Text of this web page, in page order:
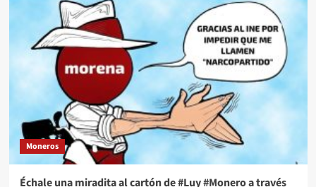
Moneros
Échale una miradita al cartón de #Luy #Monero a través